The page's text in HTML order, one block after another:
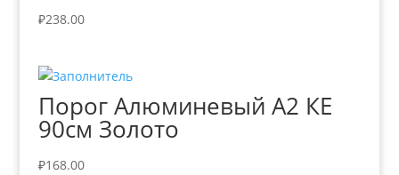
₽238.00
Порог Алюминевый А2 КЕ
90см Золото
₽168.00